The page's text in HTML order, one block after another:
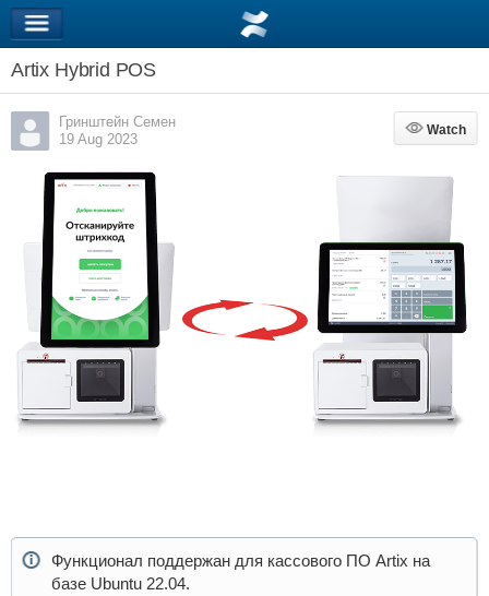
Artix Hybrid POS
Гринштейн Семен
19 Aug 2023
Watch
Watch
Функционал поддержан для кассового ПО Artix на
базе Ubuntu 22.04.